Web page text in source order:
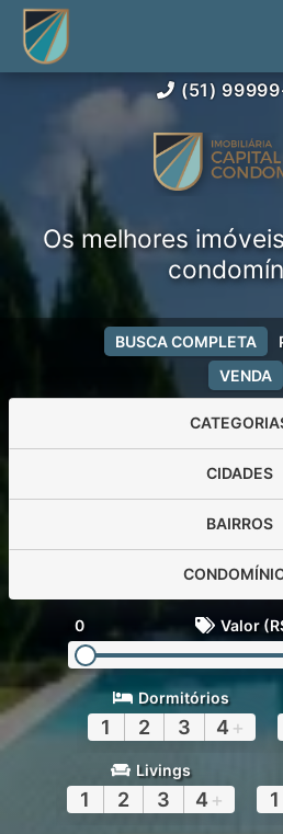
(51)
Os melhores
VENDA
BUSCA COMPLETA
CIDADES
BAIRROS
0 Valor
Dormitórios
1 2 3 4 +
Livings
1 2 3 4 + 1